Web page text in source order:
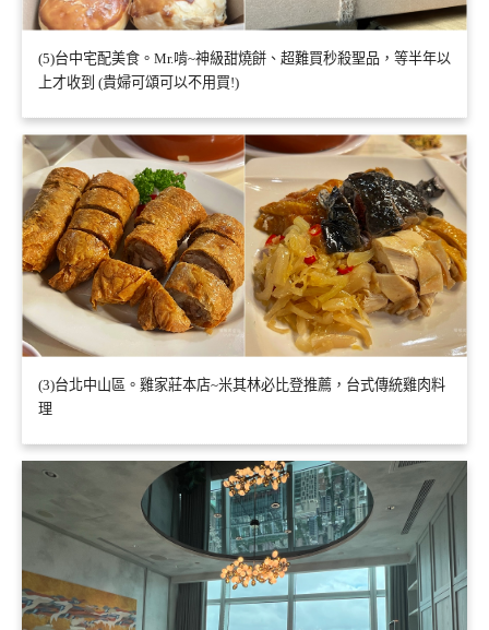
(5)台中宅配美食。Mr.啃~神級甜燒餅、超難買秒殺聖品，等半年以
上才收到 (貴婦可頌可以不用買!)
(3)台北中山區。雞家莊本店~米其林必比登推薦，台式傳統雞肉料
理